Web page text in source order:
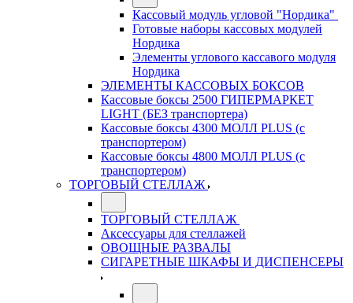
Кассовый модуль угловой "Нордика"
Готовые наборы кассовых модулей
Нордика
Элементы углового кассавого модуля
Нордика
ЭЛЕМЕНТЫ КАССОВЫХ БОКСОВ
Кассовые боксы 2500 ГИПЕРМАРКЕТ
LIGHT (БЕЗ транспортера)
Кассовые боксы 4300 МОЛЛ PLUS (с
транспортером)
Кассовые боксы 4800 МОЛЛ PLUS (с
транспортером)
ТОРГОВЫЙ СТЕЛЛАЖ
ТОРГОВЫЙ СТЕЛЛАЖ
Аксессуары для стеллажей
ОВОЩНЫЕ РАЗВАЛЫ
СИГАРЕТНЫЕ ШКАФЫ И ДИСПЕНСЕРЫ